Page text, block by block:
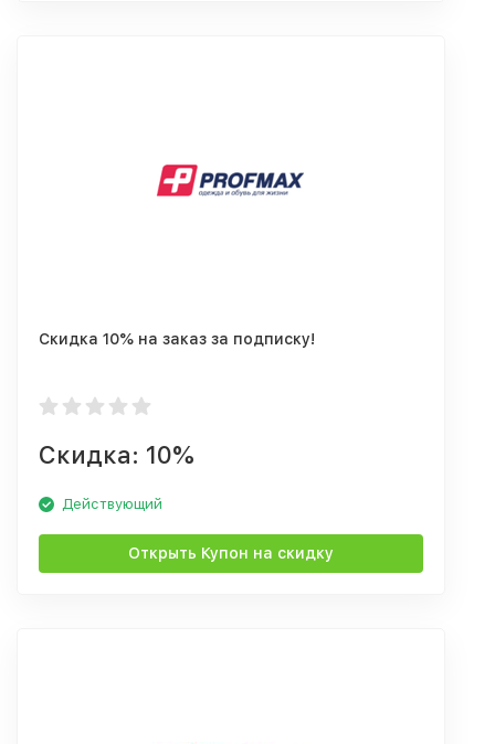
Скидка 10% на заказ за подписку!
Скидка: 10%
Действующий
Открыть Купон на скидку